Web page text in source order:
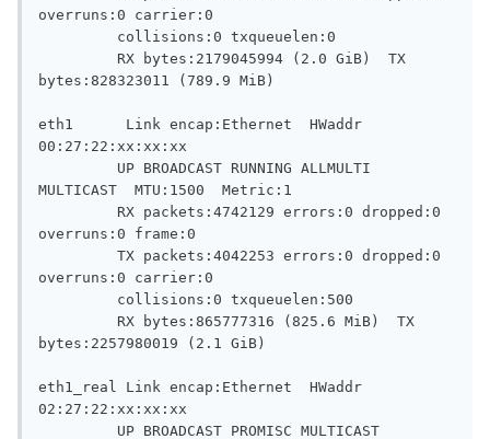
overruns:0 carrier:0
bytes:828323011 (789.9 MiB)
eth1      Link encap:Ethernet  HWaddr
00:27:22:xx:xx:xx
MULTICAST  MTU:1500  Metric:1
overruns:0 frame:0
overruns:0 carrier:0
bytes:2257980019 (2.1 GiB)
eth1_real Link encap:Ethernet  HWaddr
02:27:22:xx:xx:xx